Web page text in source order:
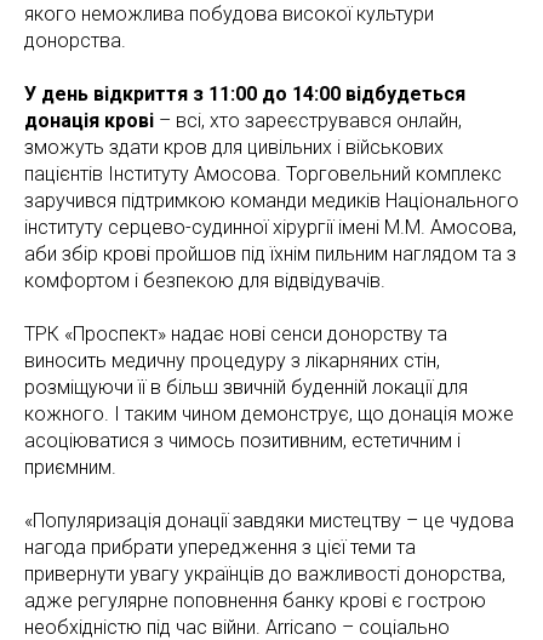
якого неможлива побудова високої культури
донорства.
У день відкриття з 11:00 до 14:00 відбудеться
донація крові – всі, хто зареєструвався онлайн,
зможуть здати кров для цивільних і військових
пацієнтів Інституту Амосова. Торговельний комплекс
заручився підтримкою команди медиків Національного
інституту серцево-судинної хірургії імeні М.М. Амосова,
аби збір крові пройшов під їхнім пильним наглядом та з
комфортом і безпекою для відвідувачів.
ТРК «Проспект» надає нові сенси донорству та
виносить медичну процедуру з лікарняних стін,
розміщуючи її в більш звичній буденній локації для
кожного. І таким чином демонструє, що донація може
асоціюватися з чимось позитивним, естетичним і
приємним.
«Популяризація донації завдяки мистецтву – це чудова
нагода прибрати упередження з цієї теми та
привернути увагу українців до важливості донорства,
адже регулярне поповнення банку крові є гострою
необхідністю під час війни. Arricano – соціально